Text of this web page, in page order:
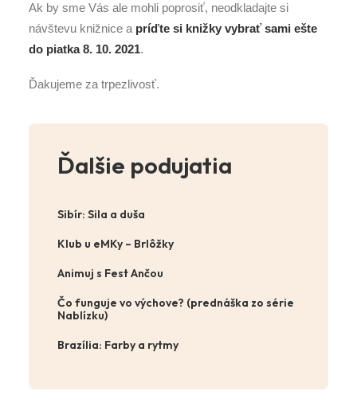
Ak by sme Vás ale mohli poprosiť, neodkladajte si
návštevu knižnice a príďte si knižky vybrať sami ešte
do piatka 8. 10. 2021.
Ďakujeme za trpezlivosť.
Ďalšie podujatia
Sibír: Sila a duša
Klub u eMKy – Brlôžky
Animuj s Fest Ančou
Čo funguje vo výchove? (prednáška zo série
Nablízku)
Brazília: Farby a rytmy